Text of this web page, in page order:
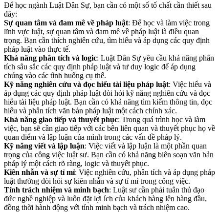
Để học ngành Luật Dân Sự, bạn cần có một số tố chất cần thiết sau
đây:
Sự quan tâm và đam mê về pháp luật: Để học và làm việc trong
lĩnh vực luật, sự quan tâm và đam mê về pháp luật là điều quan
trọng. Bạn cần thích nghiên cứu, tìm hiểu và áp dụng các quy định
pháp luật vào thực tế.
Khả năng phân tích và logic: Luật Dân Sự yêu cầu khả năng phân
tích sâu sắc các quy định pháp luật và tư duy logic để áp dụng
chúng vào các tình huống cụ thể.
Kỹ năng nghiên cứu và đọc hiểu tài liệu pháp luật: Việc hiểu và
áp dụng các quy định pháp luật đòi hỏi kỹ năng nghiên cứu và đọc
hiểu tài liệu pháp luật. Bạn cần có khả năng tìm kiếm thông tin, đọc
hiểu và phân tích văn bản pháp luật một cách chính xác.
Khả năng giao tiếp và thuyết phục: Trong quá trình học và làm
việc, bạn sẽ cần giao tiếp với các bên liên quan và thuyết phục họ về
quan điểm và lập luận của mình trong các vấn đề pháp lý.
Kỹ năng viết và lập luận: Việc viết và lập luận là một phần quan
trọng của công việc luật sư. Bạn cần có khả năng biên soạn văn bản
pháp lý một cách rõ ràng, logic và thuyết phục.
Kiên nhẫn và sự tỉ mỉ: Việc nghiên cứu, phân tích và áp dụng pháp
luật thường đòi hỏi sự kiên nhẫn và sự tỉ mỉ trong công việc.
Tính trách nhiệm và minh bạch: Luật sư cần phải tuân thủ đạo
đức nghề nghiệp và luôn đặt lợi ích của khách hàng lên hàng đầu,
đồng thời hành động với tính minh bạch và trách nhiệm cao.